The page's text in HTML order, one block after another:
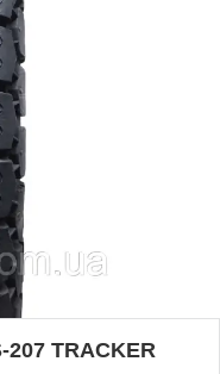
TRACKER